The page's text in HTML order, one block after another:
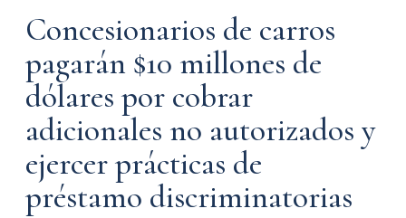
Concesionarios de carros
pagarán $10 millones de
dólares por cobrar
adicionales no autorizados y
ejercer prácticas de
préstamo discriminatorias